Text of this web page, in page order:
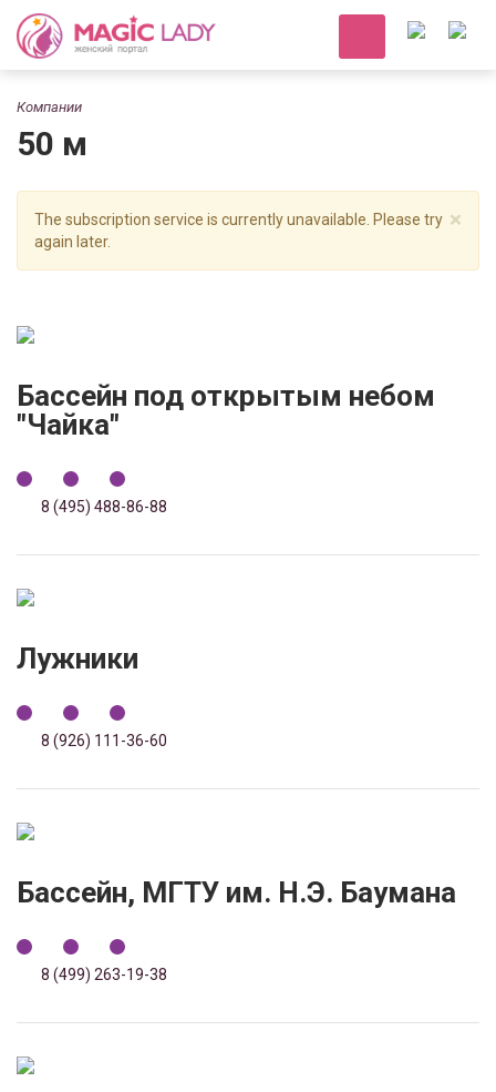
Компании
50 м
×
The subscription service is currently unavailable. Please try
again later.
Бассейн под открытым небом
"Чайка"
8 (495) 488-86-88
Лужники
8 (926) 111-36-60
Бассейн, МГТУ им. Н.Э. Баумана
8 (499) 263-19-38